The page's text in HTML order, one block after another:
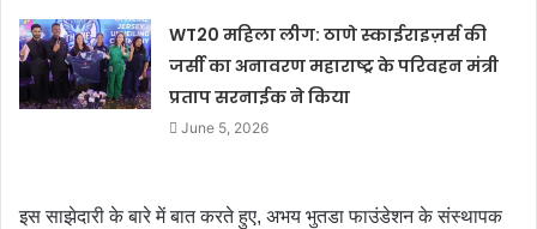
WT20 महिला लीग: ठाणे स्काईराइज़र्स की
जर्सी का अनावरण महाराष्ट्र के परिवहन मंत्री
प्रताप सरनाईक ने किया
June 5, 2026
इस साझेदारी के बारे में बात करते हुए, अभय भुतडा फाउंडेशन के संस्थापक